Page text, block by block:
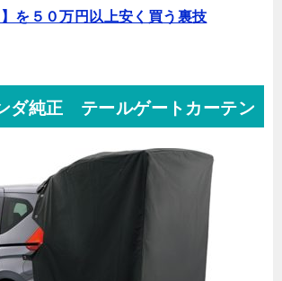
】を５０万円以上安く買う裏技
ダ純正 テールゲートカーテン